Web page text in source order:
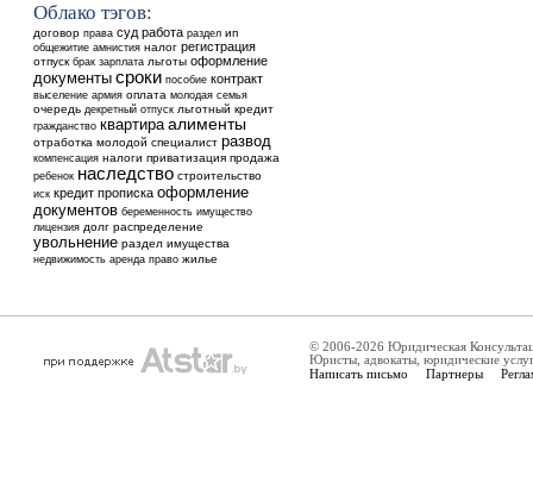
Облако тэгов:
договор права суд работа раздел ип
общежитие амнистия налог регистрация
отпуск брак зарплата льготы оформление
документы сроки пособие контракт
выселение армия оплата молодая семья
очередь декретный отпуск льготный кредит
гражданство квартира алименты
отработка молодой специалист развод
компенсация налоги приватизация продажа
ребенок наследство строительство
иск кредит прописка оформление
документов беременность имущество
лицензия долг распределение
увольнение раздел имущества
недвижимость аренда право жилье
© 2006-2026 Юридическая
Юристы, адвокаты, юридические
Написать письмо Партнеры